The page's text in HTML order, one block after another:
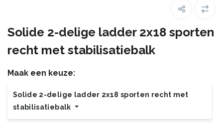
Solide 2-delige ladder 2x18 sporten
recht met stabilisatiebalk
Maak een keuze:
Solide 2-delige ladder 2x18 sporten recht met
stabilisatiebalk